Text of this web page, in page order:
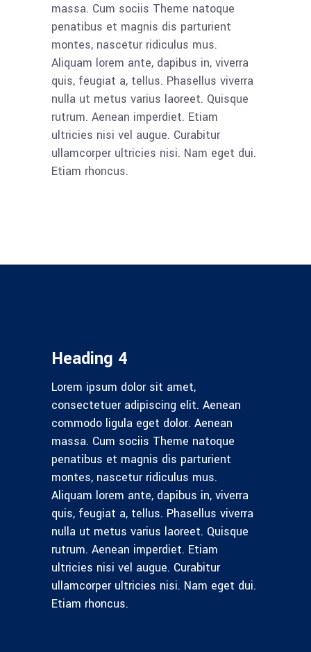
massa. Cum sociis Theme natoque
penatibus et magnis dis parturient
montes, nascetur ridiculus mus.
Aliquam lorem ante, dapibus in, viverra
quis, feugiat a, tellus. Phasellus viverra
nulla ut metus varius laoreet. Quisque
rutrum. Aenean imperdiet. Etiam
ultricies nisi vel augue. Curabitur
ullamcorper ultricies nisi. Nam eget dui.
Etiam rhoncus.
Heading 4
Lorem ipsum dolor sit amet,
consectetuer adipiscing elit. Aenean
commodo ligula eget dolor. Aenean
massa. Cum sociis Theme natoque
penatibus et magnis dis parturient
montes, nascetur ridiculus mus.
Aliquam lorem ante, dapibus in, viverra
quis, feugiat a, tellus. Phasellus viverra
nulla ut metus varius laoreet. Quisque
rutrum. Aenean imperdiet. Etiam
ultricies nisi vel augue. Curabitur
ullamcorper ultricies nisi. Nam eget dui.
Etiam rhoncus.